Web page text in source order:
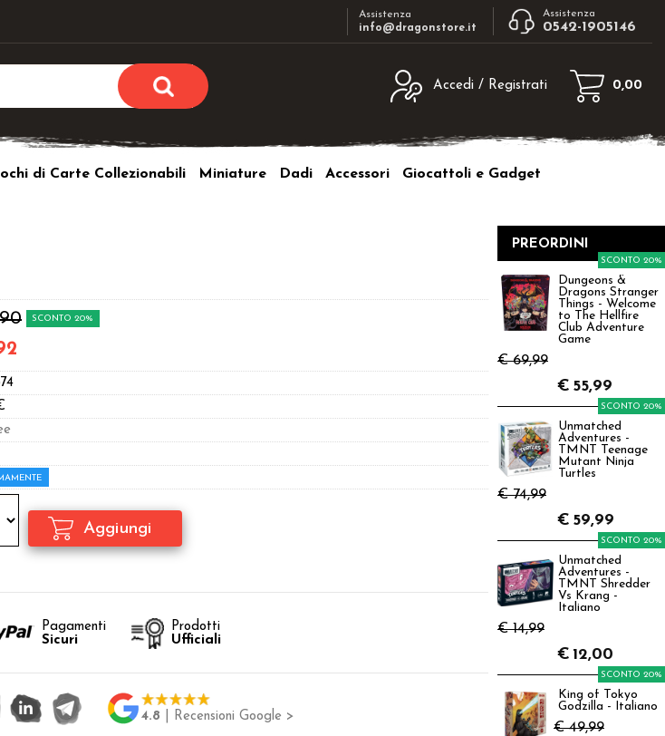
Assistenza
info@dragonstore.it
Assistenza
0542-1905146
Accedi / Registrati
utente e la password e poi clicca sul
Hai perso la password?
sito clicca sul pulsante "Registrati"
0,00
di Carte Collezionabili Miniature Dadi Accessori
Giocattoli e Gadget
SCONTO 20%
Pagamenti
Sicuri
Prodotti
Ufficiali
4.8 | Recensioni Google >
PREORDINI
Dungeons &
Dragons Stranger
Things - Welcome
to The Hellfire
Club Adventure
Game
€ 69,99
SCONTO 20%
€ 55,99
Unmatched
Adventures -
TMNT Teenage
Mutant Ninja
Turtles
€ 74,99
SCONTO 20%
€ 59,99
Unmatched
Adventures -
TMNT Shredder
Vs Krang -
Italiano
€ 14,99
SCONTO 20%
€ 12,00
King of Tokyo
Godzilla - Italiano
€ 49,99
SCONTO 20%